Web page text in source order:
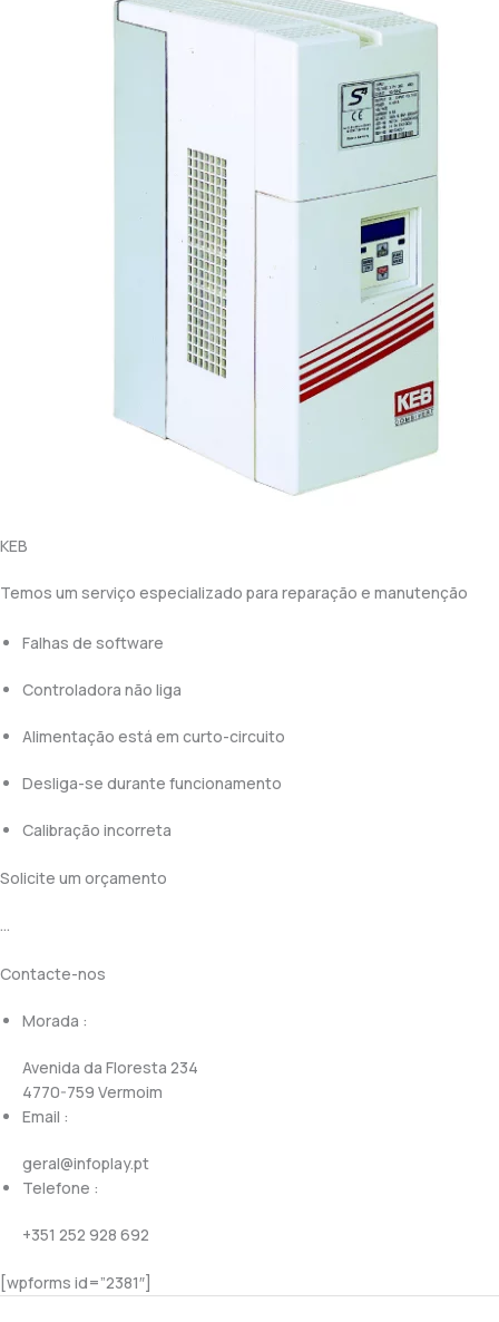
KEB
Temos um serviço especializado para reparação e manutenção
Falhas de software
Controladora não liga
Alimentação está em curto-circuito
Desliga-se durante funcionamento
Calibração incorreta
Solicite um orçamento
…
Contacte-nos
Morada :
Avenida da Floresta 234
4770-759 Vermoim
Email :
geral@infoplay.pt
Telefone :
+351 252 928 692
[wpforms id=”2381″]